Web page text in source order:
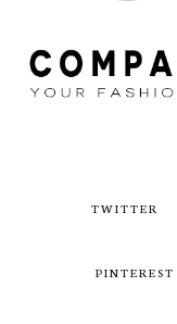
TWITTER
PINTEREST